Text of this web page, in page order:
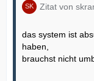
Zitat von
das system ist
haben,
brauchst nicht